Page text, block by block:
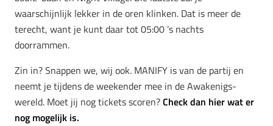
waarschijnlijk lekker in de oren klinken. Dat is meer de
terecht, want je kunt daar tot 05:00 ’s nachts
doorrammen.
Zin in? Snappen we, wij ook. MANIFY is van de partij en
neemt je tijdens de weekender mee in de Awakenigs-
wereld. Moet jij nog tickets scoren?Check dan hier wat er
nog mogelijk is.